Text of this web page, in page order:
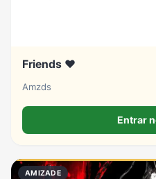
Notícias Outros
Friends ❤️
Amzds
Entrar
AMIZADE